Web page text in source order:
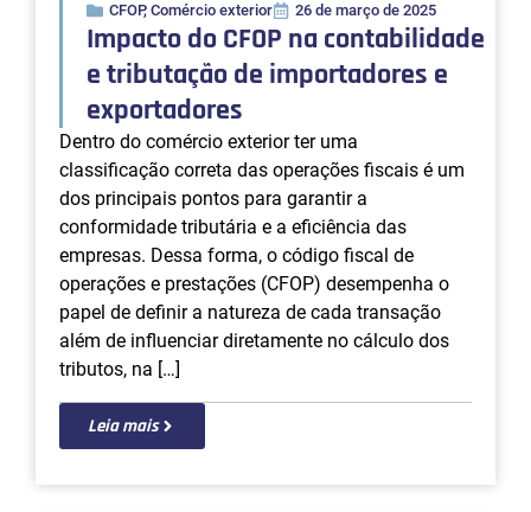
CFOP, Comércio exterior 26 de março de 2025
Impacto do CFOP na contabilidade
e tributação de importadores e
exportadores
Dentro do comércio exterior ter uma
classificação correta das operações fiscais é um
dos principais pontos para garantir a
conformidade tributária e a eficiência das
empresas. Dessa forma, o código fiscal de
operações e prestações (CFOP) desempenha o
papel de definir a natureza de cada transação
além de influenciar diretamente no cálculo dos
tributos, na […]
Leia mais